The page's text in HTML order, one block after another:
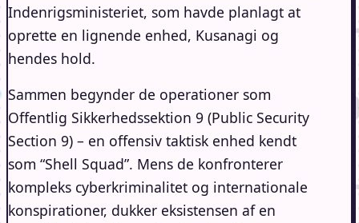
Indenrigsministeriet, som havde planlagt at
oprette en lignende enhed, Kusanagi og
hendes hold.
Sammen begynder de operationer som
Offentlig Sikkerhedssektion 9 (Public Security
Section 9) – en offensiv taktisk enhed kendt
som “Shell Squad”. Mens de konfronterer
kompleks cyberkriminalitet og internationale
konspirationer, dukker eksistensen af ​​en